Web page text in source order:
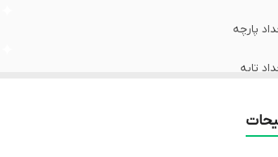
پارچه
تابه